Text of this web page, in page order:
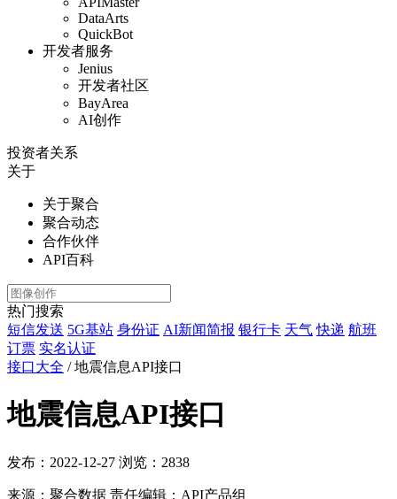
DataArts
QuickBot
开发者服务
Jenius
开发者社区
BayArea
AI创作
投资者关系
关于
关于聚合
聚合动态
合作伙伴
API百科
热门搜索
短信发送 5G基站 身份证 AI新闻简报 银行卡 天气 快递 航班
订票 实名认证
接口大全 / 地震信息API接口
地震信息API接口
发布：2022-12-27 浏览： 2838
来源：聚合数据 责任编辑：API产品组